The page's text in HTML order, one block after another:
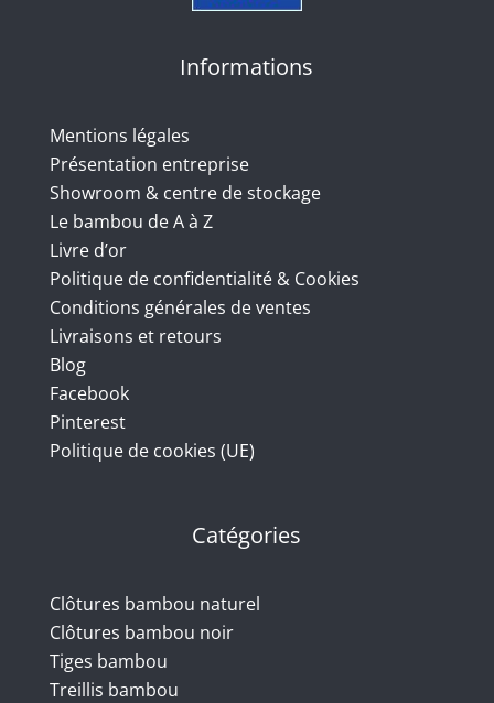
Informations
Mentions légales
Présentation entreprise
Showroom & centre de stockage
Le bambou de A à Z
Livre d’or
Politique de confidentialité & Cookies
Conditions générales de ventes
Livraisons et retours
Blog
Facebook
Pinterest
Politique de cookies (UE)
Catégories
Clôtures bambou naturel
Clôtures bambou noir
Tiges bambou
Treillis bambou